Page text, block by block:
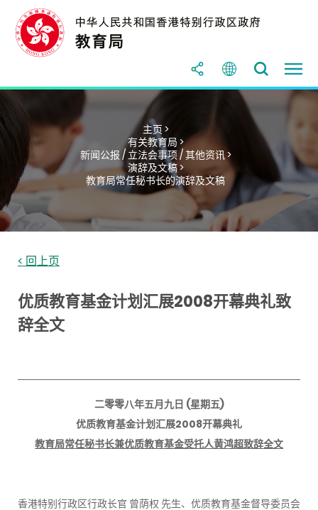
主页 >
有关教育局 >
新闻公报 / 立法会事项 / 其他资讯 >
演辞及文稿 >
教育局常任秘书长的演辞及文稿
< 回上页
优质教育基金计划汇展2008开幕典礼致
辞全文
二零零八年五月九日 (星期五)
优质教育基金计划汇展2008开幕典礼
教育局常任秘书长兼优质教育基金受托人黄鸿超致辞全文
香港特别行政区行政长官 曾荫权 先生、优质教育基金督导委员会